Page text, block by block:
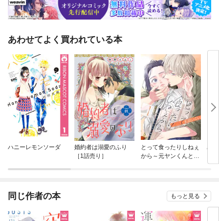
あわせてよく買われている本
ハニーレモンソーダ
婚約者は溺愛のふり
［1話売り］
とって食ったりしねぇ
から～元ヤンくんとの
星
同じ作者の本 もっと見る